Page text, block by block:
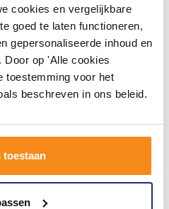
cookies en vergelijkbare
goed te laten functioneren,
gepersonaliseerde inhoud en
Door op 'Alle cookies
toestemming voor het
beschreven in ons beleid.
toestaan